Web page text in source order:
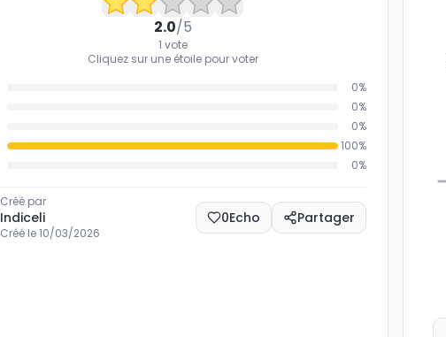
2.0/5
1 vote
Cliquez sur une étoile pour voter
0%
0%
0%
100%
0%
Créé par
Indiceli
Créé le10/03/2026
0Echo Partager